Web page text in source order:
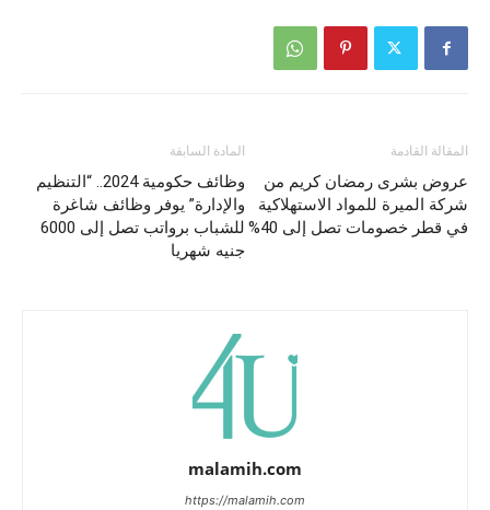
المادة السابقة
وظائف حكومية 2024.. “التنظيم
والإدارة” يوفر وظائف شاغرة
للشباب برواتب تصل إلى 6000
جنيه شهريا
المقالة القادمة
عروض بشرى رمضان كريم من
شركة الميرة للمواد الاستهلاكية
في قطر خصومات تصل إلى 40%
malamih.com
https://malamih.com